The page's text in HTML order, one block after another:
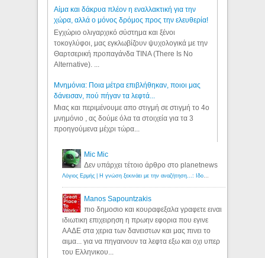
Αίμα και δάκρυα πλέον η εναλλακτική για την
χώρα, αλλά ο μόνος δρόμος προς την ελευθερία!
Εγχώριο ολιγαρχικό σύστημα και ξένοι
τοκογλύφοι, μας εγκλωβίζουν ψυχολογικά με την
Θαρτσερική προπαγάνδα TINA (There Is No
Alternative). ...
Μνημόνια: Ποια μέτρα επιβλήθηκαν, ποιοι μας
δάνεισαν, πού πήγαν τα λεφτά...
Μιας και περιμένουμε απο στιγμή σε στιγμή το 4ο
μνημόνιο , ας δούμε όλα τα στοιχεία για τα 3
προηγούμενα μέχρι τώρα...
Mic Mic
Δεν υπάρχει τέτοιο άρθρο στο planetnews
Λόγιος Ερμής | Η γνώση ξεκινάει με την αναζήτηση...: Ιδού οι 18 που χρωστούν 11 δις ευρώ!
Manos Sapountzakis
πιο δημοσιο και κουραφεξαλα γραφετε ειναι
ιδιωτικη επιχειρηση η πρωην εφορια που εγινε
ΑΑΔΕ στα χερια των δανειστων και μας πινει το
αιμα... για να πηγαινουν τα λεφτα εξω και οχι υπερ
του Ελληνικου...